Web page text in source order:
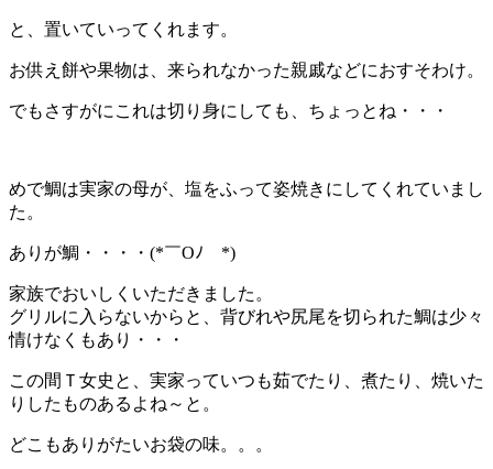
と、置いていってくれます。
お供え餅や果物は、来られなかった親戚などにおすそわけ。
でもさすがにこれは切り身にしても、ちょっとね・・・
めで鯛は実家の母が、塩をふって姿焼きにしてくれていまし
た。
ありが鯛・・・・(*￣Oﾉ￣*)
家族でおいしくいただきました。
グリルに入らないからと、背びれや尻尾を切られた鯛は少々
情けなくもあり・・・
この間Ｔ女史と、実家っていつも茹でたり、煮たり、焼いた
りしたものあるよね～と。
どこもありがたいお袋の味。。。